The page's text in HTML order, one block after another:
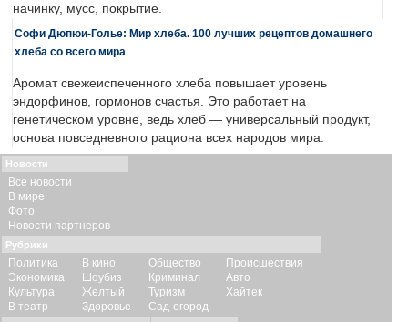
начинку, мусс, покрытие.
Софи Дюпюи-Голье: Мир хлеба. 100 лучших рецептов домашнего
хлеба со всего мира
Аромат свежеиспеченного хлеба повышает уровень
эндорфинов, гормонов счастья. Это работает на
генетическом уровне, ведь хлеб — универсальный продукт,
основа повседневного рациона всех народов мира.
Новости
Все новости
В мире
Фото
Новости партнеров
Рубрики
Политика
Экономика
Культура
В театр
В кино
Шоубиз
Желтый
Здоровье
Общество
Криминал
Туризм
Сад-огород
Происшествия
Авто
Хайтек